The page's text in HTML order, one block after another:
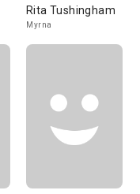
Rita Tushingham
Myrna